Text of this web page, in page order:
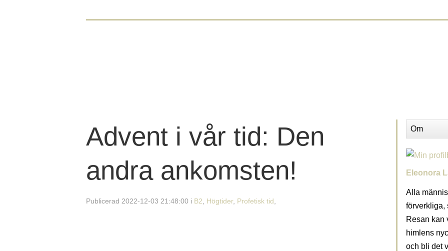
Advent i vår tid: Den
andra ankomsten!
Publicerad 2022-12-03 21:48:00 i B2 Högtider, Profetisk tid
Om
Eleonora
Alla
förverkliga,
Resan kan
himlens
och bli det